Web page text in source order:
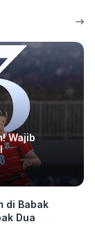
Wajib
di Babak
Dua